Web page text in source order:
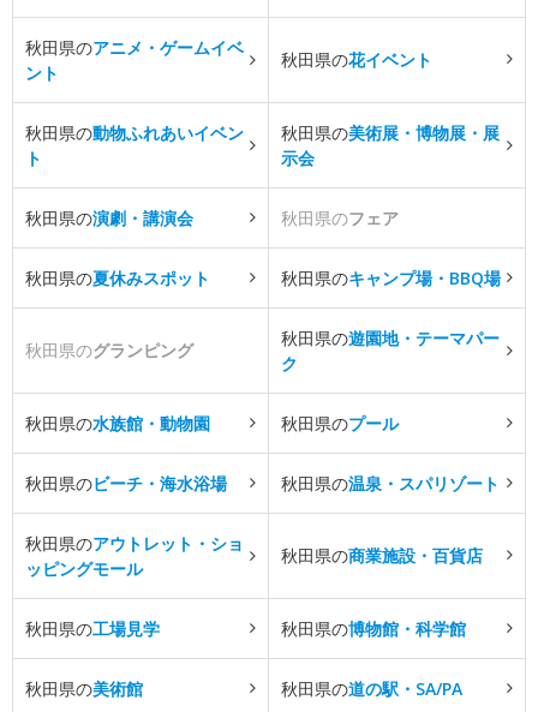
秋田県のアニメ・ゲームイベ
ント
秋田県の花イベント
秋田県の動物ふれあいイベン
ト
秋田県の美術展・博物展・展
示会
秋田県の演劇・講演会 秋田県のフェア
秋田県の夏休みスポット 秋田県のキャンプ場・BBQ場
秋田県のグランピング
秋田県の遊園地・テーマパー
ク
秋田県の水族館・動物園 秋田県のプール
秋田県のビーチ・海水浴場 秋田県の温泉・スパリゾート
秋田県のアウトレット・ショ
ッピングモール
秋田県の商業施設・百貨店
秋田県の工場見学 秋田県の博物館・科学館
秋田県の美術館 秋田県の道の駅・SA/PA